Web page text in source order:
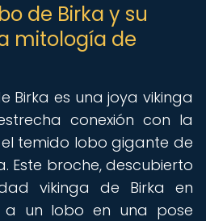
de Birka y su
mitología de
Birka es una joya vikinga
conexión con la
temido lobo gigante de
Este broche, descubierto
vikinga de Birka en
a un lobo en una pose